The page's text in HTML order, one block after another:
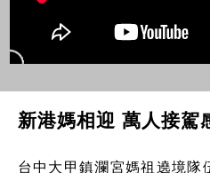
新港媽相迎 萬人接駕
台中大甲鎮瀾宮媽祖遶境隊